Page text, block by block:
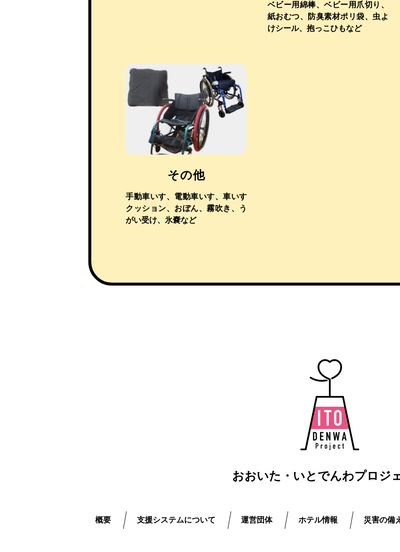
ベビー用綿棒、ベビー用爪切り、
紙おむつ、防臭素材ポリ袋、虫よ
けシール、抱っこひもなど
その他
手動車いす、電動車いす、車いす
クッション、おぼん、霧吹き、う
がい受け、氷嚢など
おおいた・いとでんわプロジ
概要 支援システムについて 運営団体 ホテル情報 災害の備